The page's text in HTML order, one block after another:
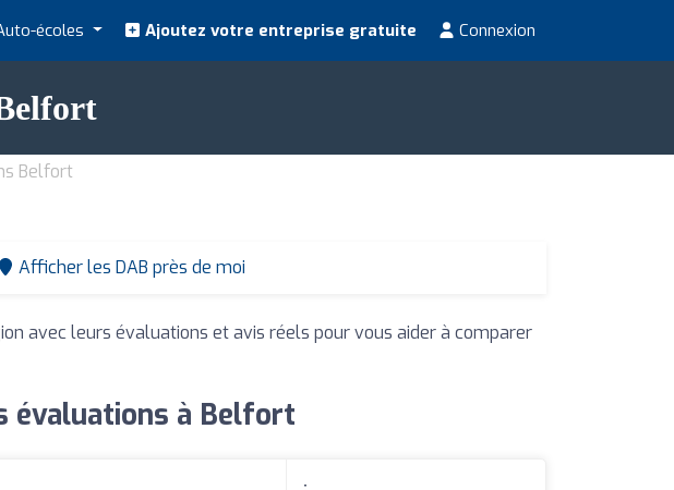
écoles Ajoutez votre entreprise gratuite Connexion
Belfort
Afficher les DAB près de moi
avec leurs évaluations et avis réels pour vous aider à comparer
évaluations à Belfort